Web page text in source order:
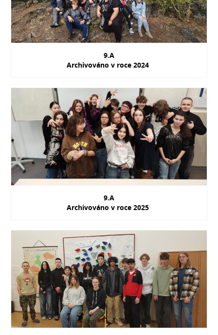
9.A
Archivováno v roce 2024
9.A
Archivováno v roce 2025